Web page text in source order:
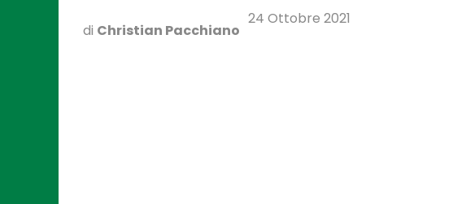
di Christian Pacchiano
24 Ottobre 2021